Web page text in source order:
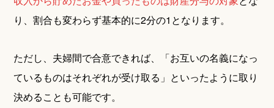
り、割合も変わらず基本的に2分の1となります。
ただし、夫婦間で合意できれば、「お互いの名義になっ
ているものはそれぞれが受け取る」といったように取り
決めることも可能です。